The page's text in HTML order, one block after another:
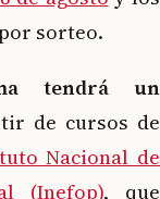
sorteo.
tendrá un
de cursos de
Nacional de
(Inefop), que